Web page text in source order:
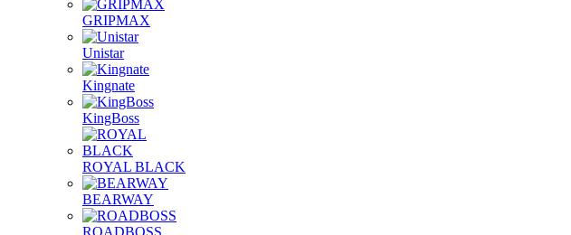
GRIPMAX
Unistar
Kingnate
KingBoss
ROYAL BLACK
BEARWAY
ROADBOSS